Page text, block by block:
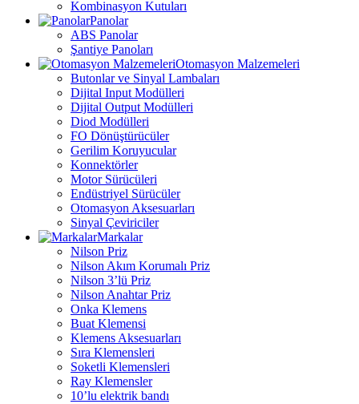
Kombinasyon Kutuları
Panolar
ABS Panolar
Şantiye Panoları
Otomasyon Malzemeleri
Butonlar ve Sinyal Lambaları
Dijital Input Modülleri
Dijital Output Modülleri
Diod Modülleri
FO Dönüştürücüler
Gerilim Koruyucular
Konnektörler
Motor Sürücüleri
Endüstriyel Sürücüler
Otomasyon Aksesuarları
Sinyal Çeviriciler
Markalar
Nilson Priz
Nilson Akım Korumalı Priz
Nilson 3’lü Priz
Nilson Anahtar Priz
Onka Klemens
Buat Klemensi
Klemens Aksesuarları
Sıra Klemensleri
Soketli Klemensleri
Ray Klemensler
10’lu elektrik bandı